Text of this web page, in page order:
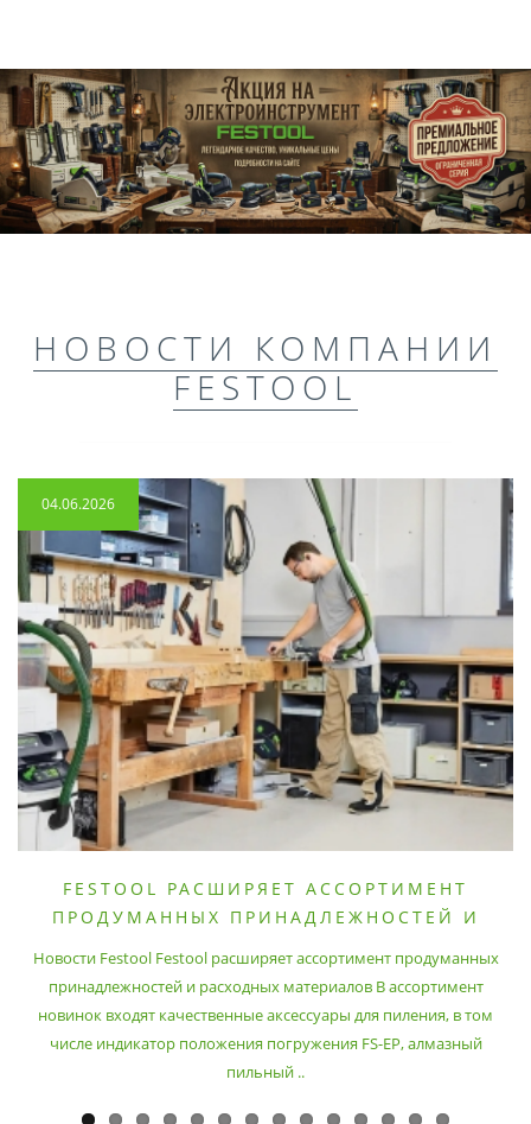
НОВОСТИ КОМПАНИИ
FESTOOL
04.06.2026
FESTOOL РАСШИРЯЕТ АССОРТИМЕНТ
ПРОДУМАННЫХ ПРИНАДЛЕЖНОСТЕЙ И
Новости Festool Festool расширяет ассортимент продуманных
принадлежностей и расходных материалов В ассортимент
новинок входят качественные аксессуары для пиления, в том
числе индикатор положения погружения FS-EP, алмазный
пильный ..